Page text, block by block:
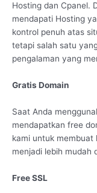
Hosting dan Cpanel.
mendapati Hosting
kontrol penuh atas
tetapi salah satu
pengalaman yang
Gratis Domain
Saat Anda
mendapatkan free
kami untuk membuat
menjadi lebih mudah
Free SSL